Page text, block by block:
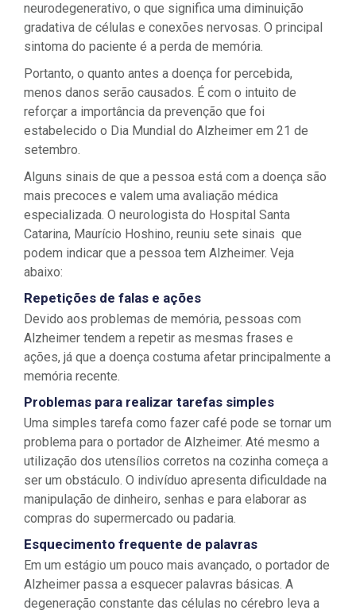
neurodegenerativo, o que significa uma diminuição
gradativa de células e conexões nervosas. O principal
sintoma do paciente é a perda de memória.
Portanto, o quanto antes a doença for percebida,
menos danos serão causados. É com o intuito de
reforçar a importância da prevenção que foi
estabelecido o Dia Mundial do Alzheimer em 21 de
setembro.
Alguns sinais de que a pessoa está com a doença são
mais precoces e valem uma avaliação médica
especializada. O neurologista do Hospital Santa
Catarina, Maurício Hoshino, reuniu sete sinais que
podem indicar que a pessoa tem Alzheimer. Veja
abaixo:
Repetições de falas e ações
Devido aos problemas de memória, pessoas com
Alzheimer tendem a repetir as mesmas frases e
ações, já que a doença costuma afetar principalmente a
memória recente.
Problemas para realizar tarefas simples
Uma simples tarefa como fazer café pode se tornar um
problema para o portador de Alzheimer. Até mesmo a
utilização dos utensílios corretos na cozinha começa a
ser um obstáculo. O indivíduo apresenta dificuldade na
manipulação de dinheiro, senhas e para elaborar as
compras do supermercado ou padaria.
Esquecimento frequente de palavras
Em um estágio um pouco mais avançado, o portador de
Alzheimer passa a esquecer palavras básicas. A
degeneração constante das células no cérebro leva a